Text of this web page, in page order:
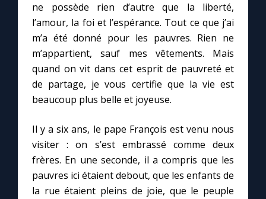
ne possède rien d’autre que la liberté,
l’amour, la foi et l’espérance. Tout ce que j’ai
m’a été donné pour les pauvres. Rien ne
m’appartient, sauf mes vêtements. Mais
quand on vit dans cet esprit de pauvreté et
de partage, je vous certifie que la vie est
beaucoup plus belle et joyeuse.
Il y a six ans, le pape François est venu nous
visiter : on s’est embrassé comme deux
frères. En une seconde, il a compris que les
pauvres ici étaient debout, que les enfants de
la rue étaient pleins de joie, que le peuple